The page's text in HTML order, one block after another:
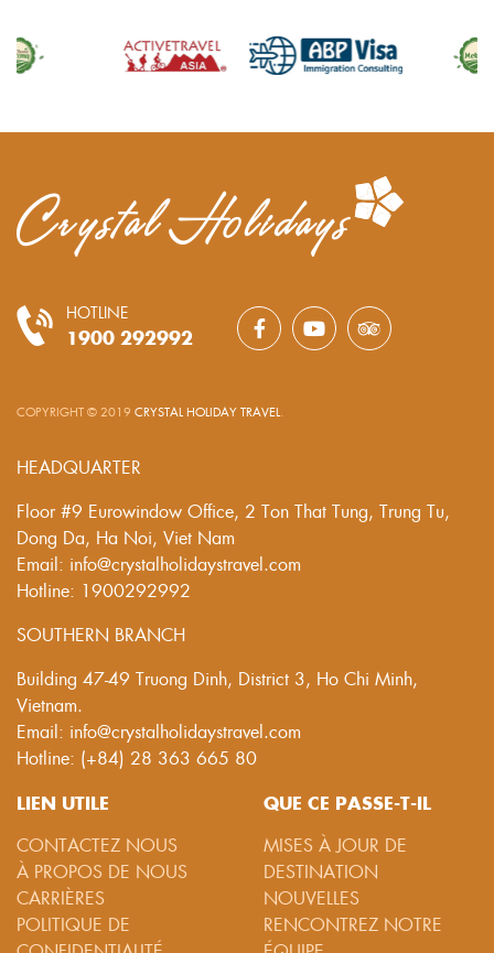
HOTLINE
1900 292992
COPYRIGHT © 2019 CRYSTAL HOLIDAY TRAVEL.
HEADQUARTER
Floor #9 Eurowindow Office, 2 Ton That Tung, Trung Tu,
Dong Da, Ha Noi, Viet Nam
Email: info@crystalholidaystravel.com
Hotline: 1900292992
SOUTHERN BRANCH
Building 47-49 Truong Dinh, District 3, Ho Chi Minh,
Vietnam.
Email: info@crystalholidaystravel.com
Hotline: (+84) 28 363 665 80
LIEN UTILE
CONTACTEZ NOUS
À PROPOS DE NOUS
CARRIÈRES
POLITIQUE DE
QUE CE PASSE-T-IL
MISES À JOUR DE
DESTINATION
NOUVELLES
RENCONTREZ NOTRE